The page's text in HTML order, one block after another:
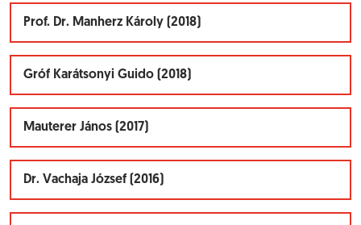
Prof. Dr. Manherz Károly (2018)
Gróf Karátsonyi Guido (2018)
Mauterer János (2017)
Dr. Vachaja József (2016)